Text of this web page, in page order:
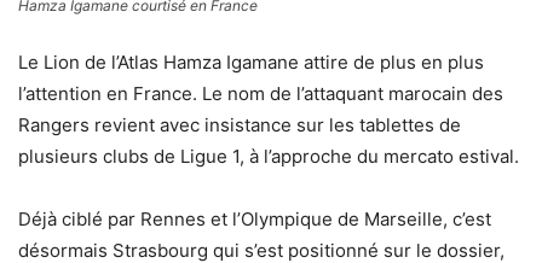
Hamza Igamane courtisé en France
Le Lion de l’Atlas Hamza Igamane attire de plus en plus
l’attention en France. Le nom de l’attaquant marocain des
Rangers revient avec insistance sur les tablettes de
plusieurs clubs de Ligue 1, à l’approche du mercato estival.
Déjà ciblé par Rennes et l’Olympique de Marseille, c’est
désormais Strasbourg qui s’est positionné sur le dossier,